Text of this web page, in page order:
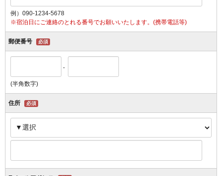
例）090-1234-5678
※宿泊日にご連絡のとれる番号でお願いいたします。(携帯電話等)
郵便番号 必須
-
(半角数字)
住所 必須